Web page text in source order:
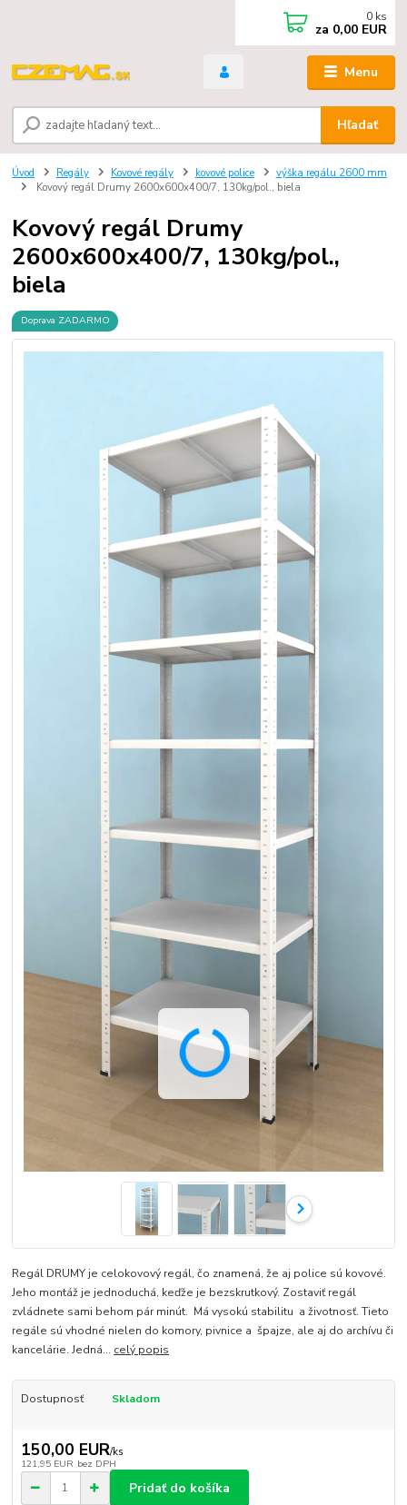
Menu
Hľadať
0 ks
za 0,00 EUR
Úvod Regály Kovové regály kovové police
výška regálu 2600 mm
Kovový regál Drumy 2600x600x400/7, 130kg/pol., biela
Kovový regál Drumy
2600x600x400/7, 130kg/pol.,
biela
Doprava ZADARMO
Regál DRUMY je celokovový regál, čo znamená, že aj police sú kovové.
Jeho montáž je jednoduchá, keďže je bezskrutkový. Zostaviť regál
zvládnete sami behom pár minút. Má vysokú stabilitu a životnosť. Tieto
regále sú vhodné nielen do komory, pivnice a špajze, ale aj do archívu či
kancelárie. Jedná... celý popis
Dostupnosť Skladom
150,00 EUR/ks
121,95 EUR bez DPH
Pridať do košíka